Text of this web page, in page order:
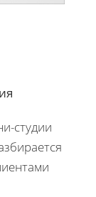
студии